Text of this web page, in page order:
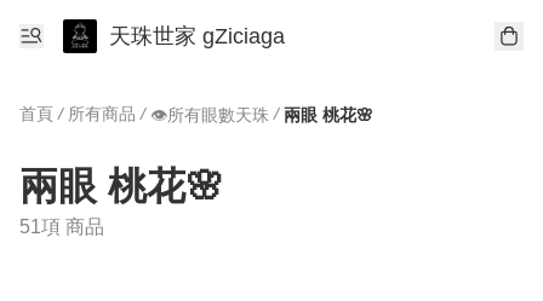
天珠世家 gZiciaga
首頁 / 所有商品 / 👁所有眼數天珠 / 兩眼 桃花🌸
兩眼 桃花🌸
51項 商品